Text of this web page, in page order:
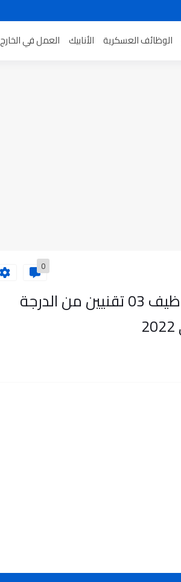
الوظائف العسكرية الأنابيك العمل في الخارج
0
جماعة بوتفردة - إقليم بني ملال: مباراة توظيف 03 تقنيين من الدرجة